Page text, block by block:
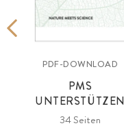
PDF-DOWNLOAD
PMS
UNTERSTÜTZEN
34 Seiten